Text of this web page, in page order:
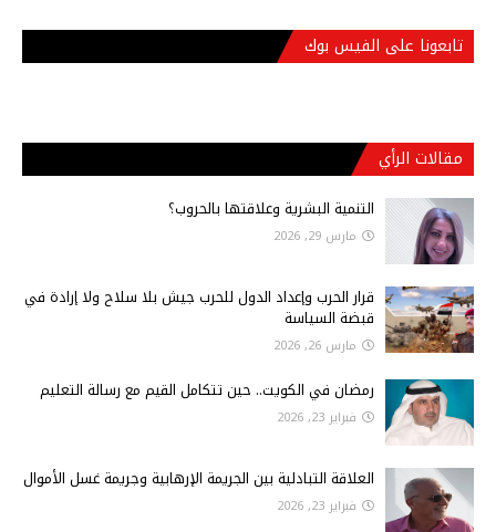
تابعونا على الفيس بوك
مقالات الرأي
التنمية البشرية وعلاقتها بالحروب؟
مارس 29, 2026
قرار الحرب وإعداد الدول للحرب جيش بلا سلاح ولا إرادة في
قبضة السياسة
مارس 26, 2026
رمضان في الكويت.. حين تتكامل القيم مع رسالة التعليم
فبراير 23, 2026
العلاقة التبادلية بين الجريمة الإرهابية وجريمة غسل الأموال
فبراير 23, 2026